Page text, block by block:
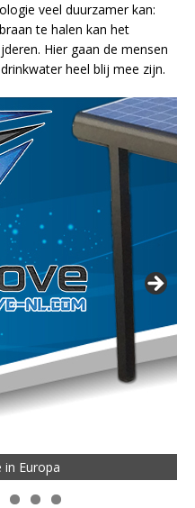
veel duurzamer kan:
te halen kan het
Hier gaan de mensen
heel blij mee zijn.
in Europa